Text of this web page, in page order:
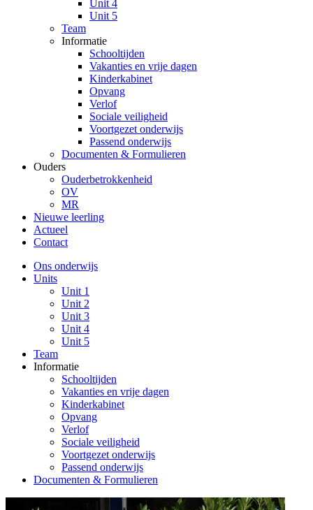
Unit 4
Unit 5
Team
Informatie
Schooltijden
Vakanties en vrije dagen
Kinderkabinet
Opvang
Verlof
Sociale veiligheid
Voortgezet onderwijs
Passend onderwijs
Documenten & Formulieren
Ouders
Ouderbetrokkenheid
OV
MR
Nieuwe leerling
Actueel
Contact
Ons onderwijs
Units
Unit 1
Unit 2
Unit 3
Unit 4
Unit 5
Team
Informatie
Schooltijden
Vakanties en vrije dagen
Kinderkabinet
Opvang
Verlof
Sociale veiligheid
Voortgezet onderwijs
Passend onderwijs
Documenten & Formulieren